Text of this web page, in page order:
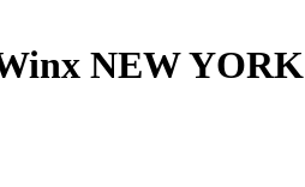
NEW YORK